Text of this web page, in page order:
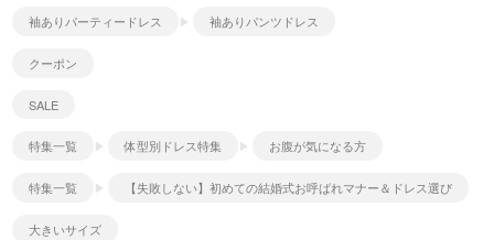
袖ありパーティードレス 袖ありパンツドレス
クーポン
SALE
特集一覧 体型別ドレス特集 お腹が気になる方
特集一覧 【失敗しない】初めての結婚式お呼ばれマナー＆ドレス選び
大きいサイズ